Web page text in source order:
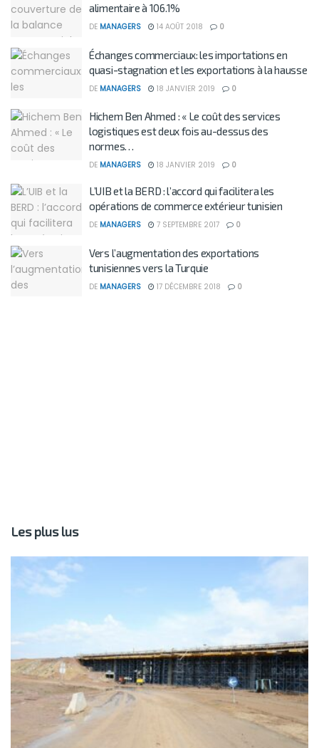
alimentaire à 106.1%
DE MANAGERS 14 AOÛT 2018 0
Échanges commerciaux: les importations en
quasi-stagnation et les exportations à la hausse
DE MANAGERS 18 JANVIER 2019 0
Hichem Ben Ahmed : « Le coût des services
logistiques est deux fois au-dessus des
normes…
DE MANAGERS 18 JANVIER 2019 0
L’UIB et la BERD : l’accord qui facilitera les
opérations de commerce extérieur tunisien
DE MANAGERS 7 SEPTEMBRE 2017 0
Vers l’augmentation des exportations
tunisiennes vers la Turquie
DE MANAGERS 17 DÉCEMBRE 2018 0
Les plus lus